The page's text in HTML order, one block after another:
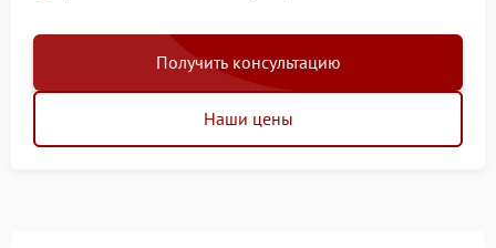
Получить консультацию
Наши цены